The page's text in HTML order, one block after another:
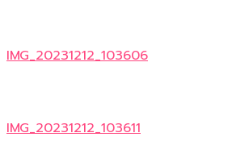
IMG_20231212_103606
IMG_20231212_103611